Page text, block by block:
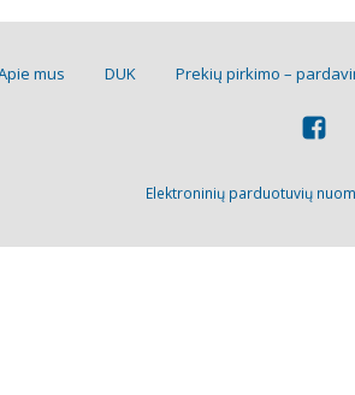
mus DUK Prekių pirkimo –
Elektroninių parduotuvių